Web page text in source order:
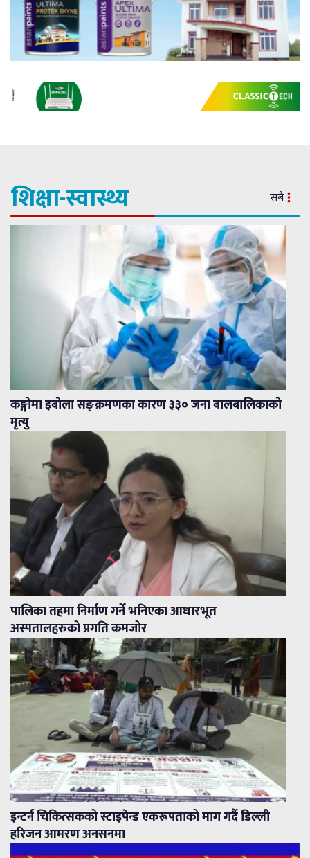
शिक्षा-स्वास्थ्य सबै
कङ्गोमा इबोला सङ्क्रमणका कारण ३३० जना बालबालिकाको
मृत्यु
पालिका तहमा निर्माण गर्ने भनिएका आधारभूत
अस्पतालहरुको प्रगति कमजोर
इन्टर्न चिकित्सकको स्टाइपेन्ड एकरूपताको माग गर्दै डिल्ली
हरिजन आमरण अनसनमा